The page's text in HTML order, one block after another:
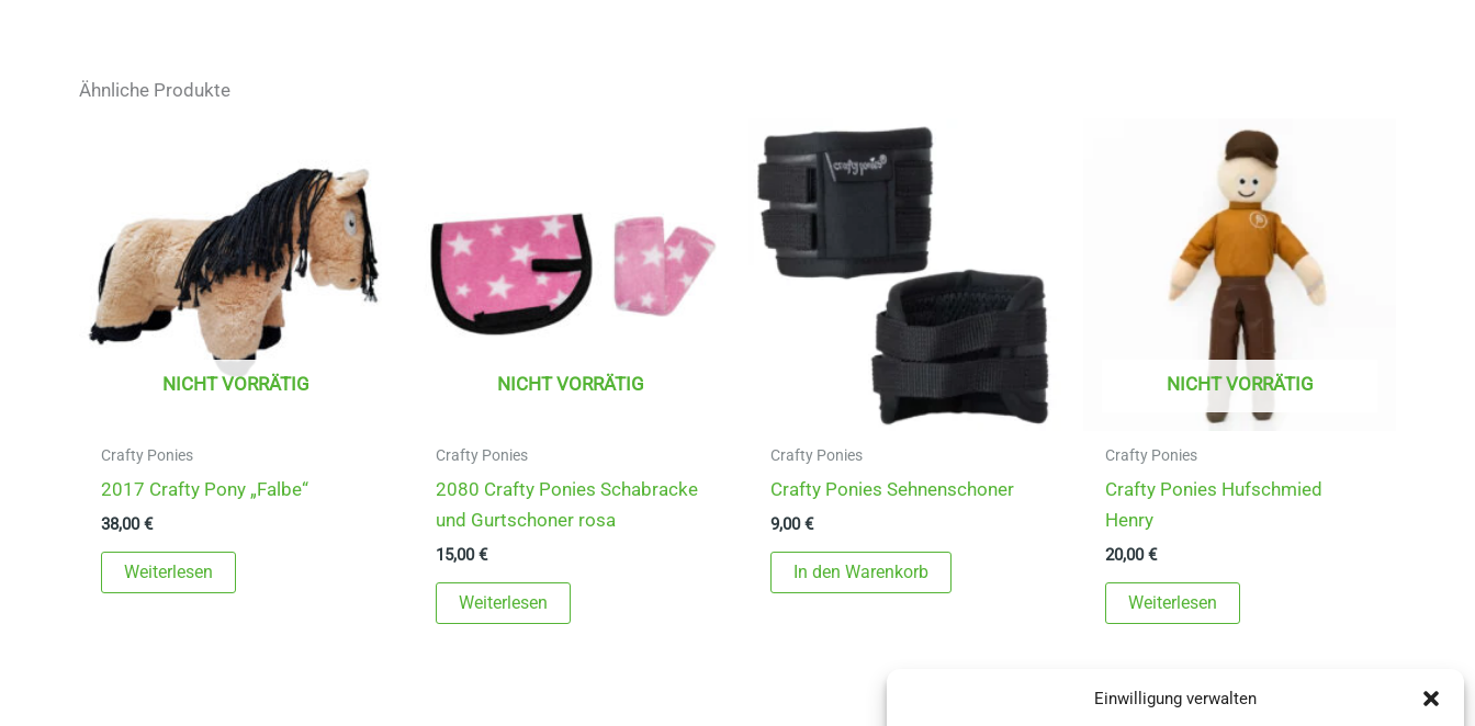
Einwilligung verwalten
Ähnliche Produkte
NICHT VORRÄTIG
Crafty Ponies
2017 Crafty Pony „Falbe“
38,00€
Weiterlesen
NICHT VORRÄTIG
Crafty Ponies
2080 Crafty Ponies Schabracke
und Gurtschoner rosa
15,00€
Weiterlesen
Crafty Ponies
Crafty Ponies Sehnenschoner
9,00€
In den Warenkorb
NICHT VORRÄTIG
Crafty Ponies
Crafty Ponies Hufschmied
Henry
20,00€
Weiterlesen